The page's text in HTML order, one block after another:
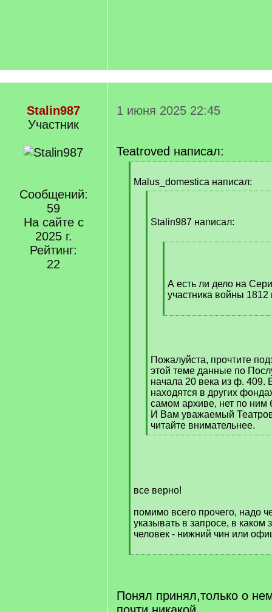
Stalin987
Участник
Сообщений:
59
На сайте с
2025 г.
Рейтинг:
22
1 июня 2025 22:45
Teatroved написал:
q
Malus_domestica написал:
]Stalin987 написал:
А есть ли дело на
участника войны 1812
[
Пожалуйста, прочтите
этой теме данные по
начала 20 века из ф.
находятся в других
самом архиве, нет по ним
И Вам уважаемый
читайте внимательнее.
[
все верно!
помимо всего прочего, надо
указывать в запросе, в
человек - нижний чин или
[
Понял принял,только о